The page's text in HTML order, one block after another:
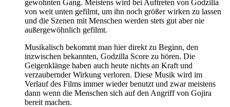
gewohnten Gang. Meistens wird bei Auftreten von Godzilla
von weit unten gefilmt, um ihn noch größer wirken zu lassen
und die Szenen mit Menschen werden stets gut aber nie
außergewöhnlich gefilmt.
Musikalisch bekommt man hier direkt zu Beginn, den
inzwischen bekannten, Godzilla Score zu hören. Die
Geigenklänge haben auch heute nichts an Kraft und
verzaubernder Wirkung verloren. Diese Musik wird im
Verlauf des Films immer wieder benutzt und zwar meistens
dann wenn die Menschen sich auf den Angriff von Gojira
bereit machen.